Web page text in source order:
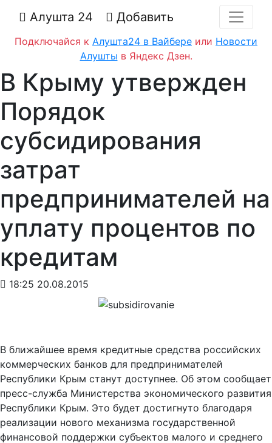
Алушта 24 Добавить
Подключайся к Алушта24 в Вайбере или Новости
Алушты в Яндекс Дзен.
В Крыму утвержден
Порядок
субсидирования
затрат
предпринимателей на
уплату процентов по
кредитам
18:25 20.08.2015
В ближайшее время кредитные средства российских
коммерческих банков для предпринимателей
Республики Крым станут доступнее. Об этом сообщает
пресс-служба Министерства экономического развития
Республики Крым. Это будет достигнуто благодаря
реализации нового механизма государственной
финансовой поддержки субъектов малого и среднего